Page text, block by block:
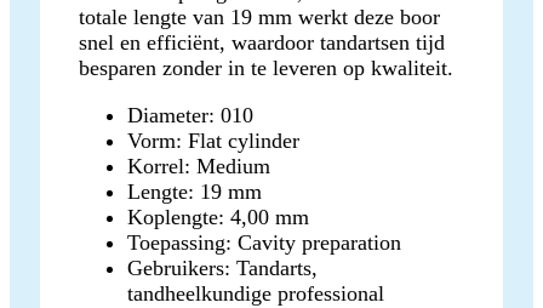
totale lengte van 19 mm werkt deze boor
snel en efficiënt, waardoor tandartsen tijd
besparen zonder in te leveren op kwaliteit.
Diameter: 010
Vorm: Flat cylinder
Korrel: Medium
Lengte: 19 mm
Koplengte: 4,00 mm
Toepassing: Cavity preparation
Gebruikers: Tandarts,
tandheelkundige professional